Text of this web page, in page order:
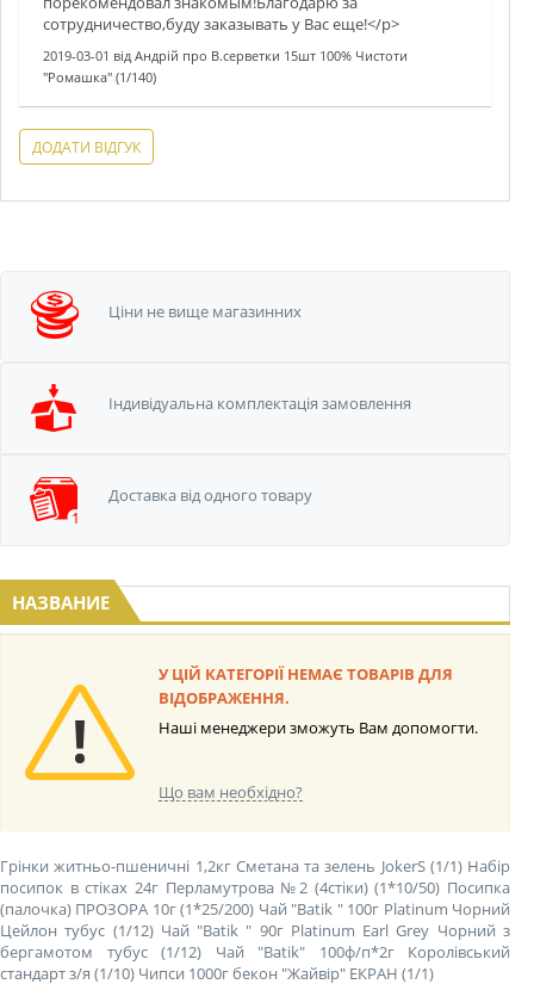
сотрудничество,буду заказывать у Вас еще!</p>
2019-03-01 від Андрій про В.серветки 15шт 100% Чистоти
"Ромашка" (1/140)
ДОДАТИ ВІДГУК
Ціни не вище магазинних
Iндивідуальна комплектація замовлення
Доставка від одного товару
НАЗВАНИЕ
У ЦІЙ КАТЕГОРІЇ НЕМАЄ ТОВАРІВ ДЛЯ
ВІДОБРАЖЕННЯ.
Наші менеджери зможуть Вам допомогти.
Що вам необхідно?
Грінки житньо-пшеничні 1,2кг Сметана та зелень JokerS (1/1) Набір
посипок в стіках 24г Перламутрова №2 (4стіки) (1*10/50) Посипка
(палочка) ПРОЗОРА 10г (1*25/200) Чай "Batik " 100г Platinum Чорний
Цейлон тубус (1/12) Чай "Batik " 90г Platinum Earl Grey Чорний з
бергамотом тубус (1/12)
Чай "Batik" 100ф/п*2г Королівський
стандарт з/я (1/10) Чипси 1000г бекон "Жайвір" ЕКРАН (1/1)